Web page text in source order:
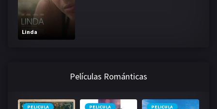
Linda
Películas Románticas
PELICULA PELICULA PELICULA